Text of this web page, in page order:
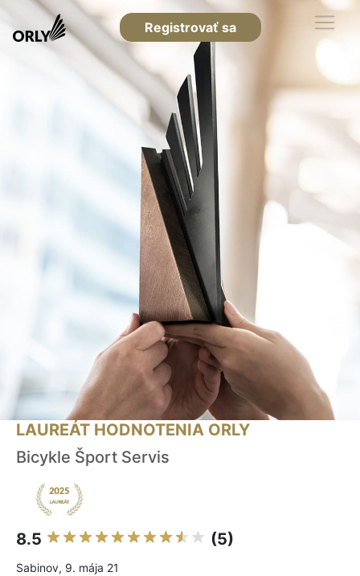
Registrovať sa
LAUREÁT HODNOTENIA ORLY
Bicykle Šport Servis
8.5 (5)
Sabinov, 9. mája 21